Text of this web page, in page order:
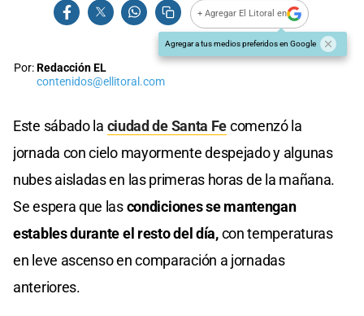
+ Agregar El Litoral en
Agregar a tus medios preferidos en Google
Por:Redacción EL
contenidos@ellitoral.com
Este sábado la ciudad de Santa Fecomenzó la
jornada con cielo mayormente despejado y algunas
nubes aisladas en las primeras horas de la mañana.
Se espera que lascondiciones se mantengan
estables durante el resto del día,con temperaturas
en leve ascenso en comparación a jornadas
anteriores.